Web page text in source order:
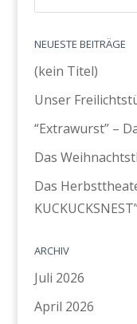
NEUESTE BEITRÄGE
(kein Titel)
Unser
“Extrawurst” –
Das
Das
ARCHIV
Juli 2026
April 2026